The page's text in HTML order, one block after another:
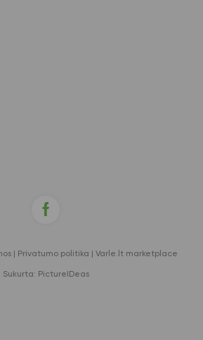
| Privatumo politika Varle.lt marketplace
Sukurta: PictureIDeas